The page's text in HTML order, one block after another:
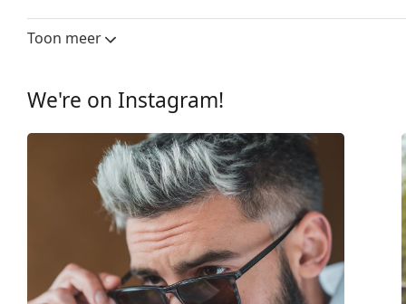
Glasbreedte:
52 mm
montuur
Montuur vorm:
Vierkant
Montuur kleur:
Bruin
Montuur materiaal:
Eco-friendly -
M
Breedte:
136 mm
Lengte:
145 mm
Toon meer
We're on Instagram!